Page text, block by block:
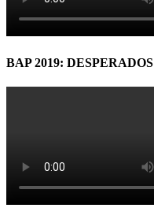
BAP 2019: DESPERADOS